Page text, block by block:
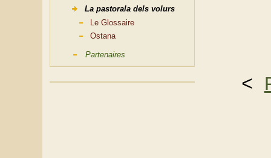
La pastorala dels volurs
Le Glossaire
Ostana
Partenaires
<